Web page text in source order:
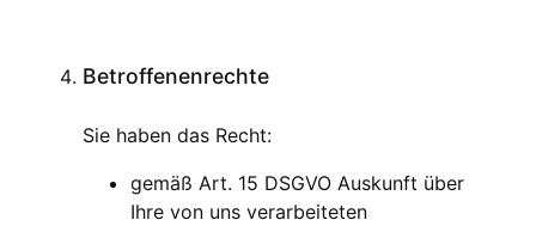
Betroffenenrechte
Sie haben das Recht:
gemäß Art. 15 DSGVO Auskunft über
Ihre von uns verarbeiteten